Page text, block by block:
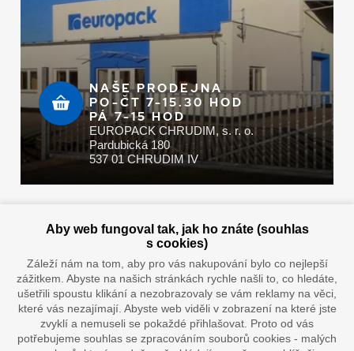
NAŠE PRODEJNA
PO-ČT 7-15.30 HOD
PÁ 7-15 HOD
EUROPACK CHRUDIM, s. r. o.
Pardubická 180
537 01 CHRUDIM IV
Doprava vaším oblíbeným dopravcem
Aby web fungoval tak, jak ho znáte (souhlas
s cookies)
Záleží nám na tom, aby pro vás nakupování bylo co nejlepší
zážitkem. Abyste na našich stránkách rychle našli to, co hledáte,
ušetřili spoustu klikání a nezobrazovaly se vám reklamy na věci,
které vás nezajímají. Abyste web viděli v zobrazení na které jste
zvyklí a nemuseli se pokaždé přihlašovat. Proto od vás
potřebujeme souhlas se zpracováním souborů cookies - malých